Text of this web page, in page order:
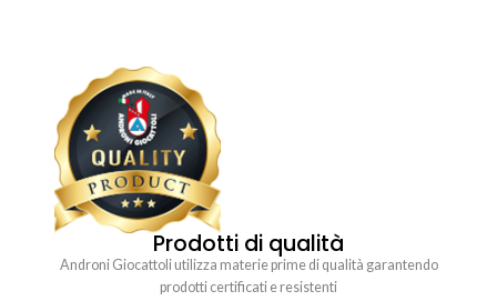
Prodotti di qualità
Androni Giocattoli utilizza materie prime di qualità garantendo
prodotti certificati e resistenti